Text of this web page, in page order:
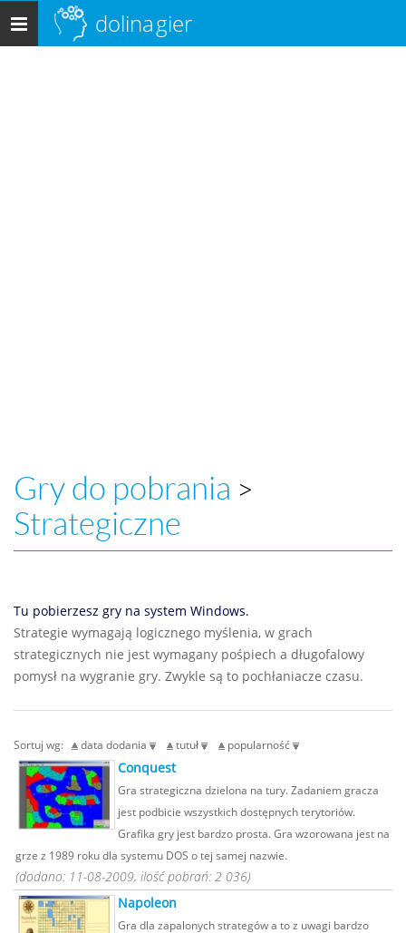
Menu
główne
dolinagier
Gry do pobrania >
Strategiczne
Tu pobierzesz gry na system Windows.
Strategie wymagają logicznego myślenia, w grach
strategicznych nie jest wymagany pośpiech a długofalowy
pomysł na wygranie gry. Zwykle są to pochłaniacze czasu.
Sortuj wg: data dodania tutuł popularność
Conquest
Gra strategiczna dzielona na tury. Zadaniem gracza
jest podbicie wszystkich dostępnych terytoriów.
Grafika gry jest bardzo prosta. Gra wzorowana jest na
grze z 1989 roku dla systemu DOS o tej samej nazwie.
(dodano: 11-08-2009, ilość pobrań: 2 036)
Napoleon
Gra dla zapalonych strategów a to z uwagi bardzo